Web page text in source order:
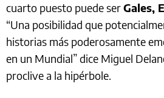
cuarto puesto puede serGales,
“Una posibilidad que
historias más poderosamente
en un Mundial” dice Miguel
proclive a la hipérbole.